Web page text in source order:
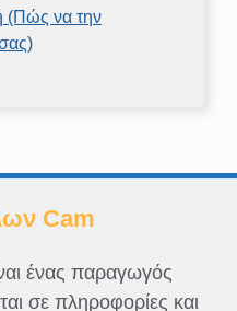
(Πώς να την
Cam
ένας παραγωγός
σε πληροφορίες και